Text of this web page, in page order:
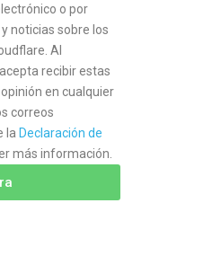
o por
noticias sobre los
Al
recibir estas
en cualquier
correos
la Declaración de
más información.